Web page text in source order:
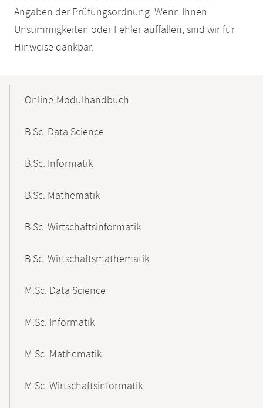
Angaben der Prüfungsordnung. Wenn Ihnen
Unstimmigkeiten oder Fehler auffallen, sind wir für
Hinweise dankbar.
NavigationOnline-Modulhandbuch
B.Sc. Data Science
B.Sc. Informatik
B.Sc. Mathematik
B.Sc. Wirtschaftsinformatik
B.Sc. Wirtschaftsmathematik
M.Sc. Data Science
M.Sc. Informatik
M.Sc. Mathematik
M.Sc. Wirtschaftsinformatik